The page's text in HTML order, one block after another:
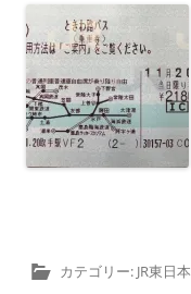
カテゴリー: JR東日本